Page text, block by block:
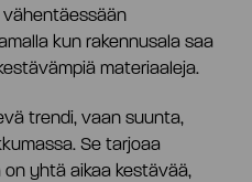
kun rakennusala saa
materiaaleja.
trendi, vaan suunta,
Se tarjoaa
on yhtä aikaa kestävää,